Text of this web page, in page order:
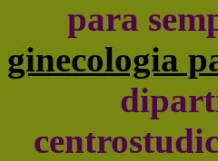
para
ginecologia